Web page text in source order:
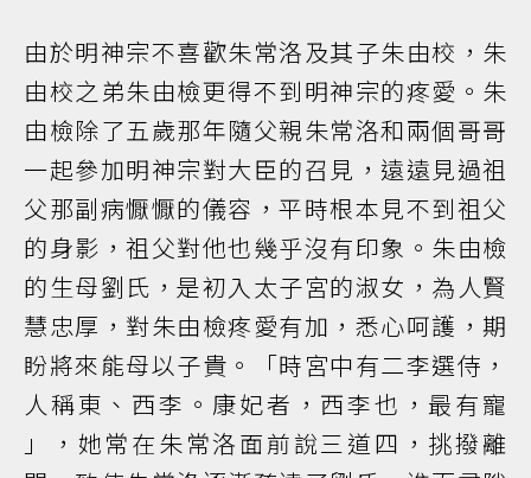
由於明神宗不喜歡朱常洛及其子朱由校，朱
由校之弟朱由檢更得不到明神宗的疼愛。朱
由檢除了五歲那年隨父親朱常洛和兩個哥哥
一起參加明神宗對大臣的召見，遠遠見過祖
父那副病懨懨的儀容，平時根本見不到祖父
的身影，祖父對他也幾乎沒有印象。朱由檢
的生母劉氏，是初入太子宮的淑女，為人賢
慧忠厚，對朱由檢疼愛有加，悉心呵護，期
盼將來能母以子貴。「時宮中有二李選侍，
人稱東、西李。康妃者，西李也，最有寵
」，她常在朱常洛面前說三道四，挑撥離